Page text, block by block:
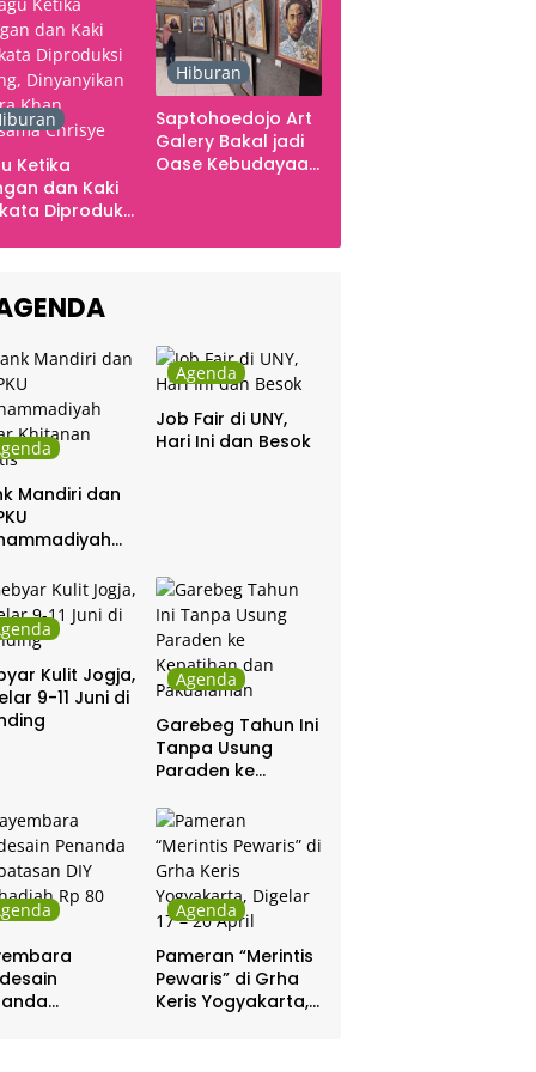
Ketika
dan Kaki
Diproduksi
Hiburan
Saptohoedojo Art
Galery Bakal jadi
Oase Kebudayaan
Mandiri dan
Agenda
Job Fair di UNY,
Hari Ini dan Besok
Kulit Jogja,
9-11 Juni di
Agenda
Garebeg Tahun Ini
Tanpa Usung
Paraden ke
Pakualaman
Agenda
Pameran “Merintis
Pewaris” di Grha
Keris Yogyakarta,